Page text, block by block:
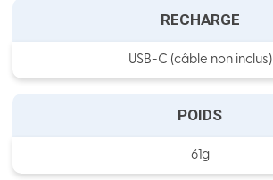
RECHARGE
USB-C (câble non inclus)
POIDS
61g